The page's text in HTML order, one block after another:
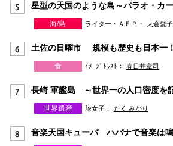
星型の天国のような島～パラオ・カ
海/島 ライター・ＡＦＰ： 大倉愛子
土佐の日曜市 規模も歴史も日本一
食 ｲﾒｰｼﾞﾄﾗｽﾄ： 春日井章司
長崎 軍艦島 ～世界一の人口密度を
世界遺産 旅女子： たく みかり
音楽天国キューバ ハバナで音楽は